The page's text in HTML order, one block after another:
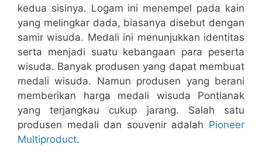
kedua sisinya. Logam ini menempel pada kain
yang melingkar dada, biasanya disebut dengan
samir wisuda. Medali ini menunjukkan identitas
serta menjadi suatu kebangaan para peserta
wisuda. Banyak produsen yang dapat membuat
medali wisuda. Namun produsen yang berani
memberikan harga medali wisuda Pontianak
yang terjangkau cukup jarang. Salah satu
produsen medali dan souvenir adalah Pioneer
Multiproduct.